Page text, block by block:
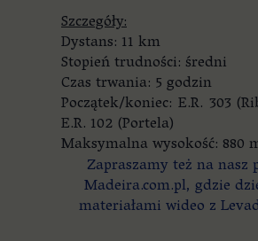
Szczegóły:
Dystans: 11 km
Stopień trudności: średni
Czas trwania: 5 godzin
Początek/koniec: E.R. 303
E.R. 102 (Portela)
Maksymalna wysokość: 880
Zapraszamy też na nasz
Madeira.com.pl, gdzie
materiałami wideo z